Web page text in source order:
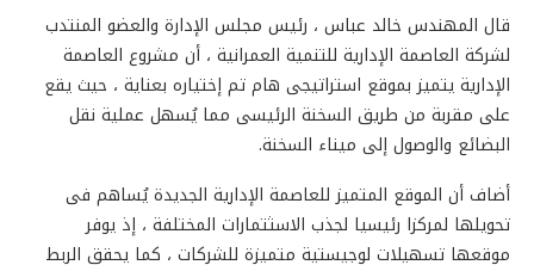
قال المهندس خالد عباس ، رئيس مجلس الإدارة والعضو المنتدب
لشركة العاصمة الإدارية للتنمية العمرانية ، أن مشروع العاصمة
الإدارية يتميز بموقع استراتيجى هام تم إختياره بعناية ، حيث يقع
على مقربة من طريق السخنة الرئيسى مما يُسهل عملية نقل
البضائع والوصول إلى ميناء السخنة.
أضاف أن الموقع المتميز للعاصمة الإدارية الجديدة يُساهم فى
تحويلها لمركزا رئيسيا لجذب الاسثتمارات المختلفة ، إذ يوفر
موقعها تسهيلات لوجيستية متميزة للشركات ، كما يحقق الربط